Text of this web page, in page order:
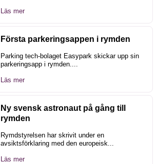
Läs mer
Första parkeringsappen i rymden
Parking tech-bolaget Easypark skickar upp sin
parkeringsapp i rymden....
Läs mer
Ny svensk astronaut på gång till
rymden
Rymdstyrelsen har skrivit under en
avsiktsförklaring med den europeisk...
Läs mer